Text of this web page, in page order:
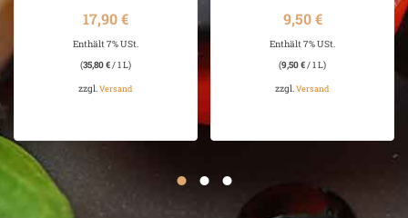
17,90€
Enthält 7% USt.
(35,80€/ 1 L)
zzgl.Versand
9,50€
Enthält 7% USt.
(9,50€/ 1 L)
zzgl.Versand